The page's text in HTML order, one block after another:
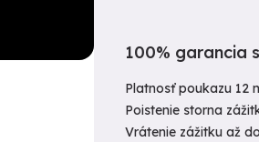
100% garancia
Platnosť poukazu 12
Poistenie storna
Vrátenie zážitku až